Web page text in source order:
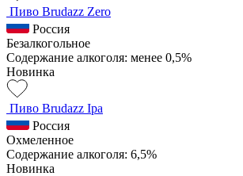
Пиво Brudazz Zero
Россия
Безалкогольное
Содержание алкоголя: менее 0,5%
Новинка
Пиво Brudazz Ipa
Россия
Охмеленное
Содержание алкоголя: 6,5%
Новинка